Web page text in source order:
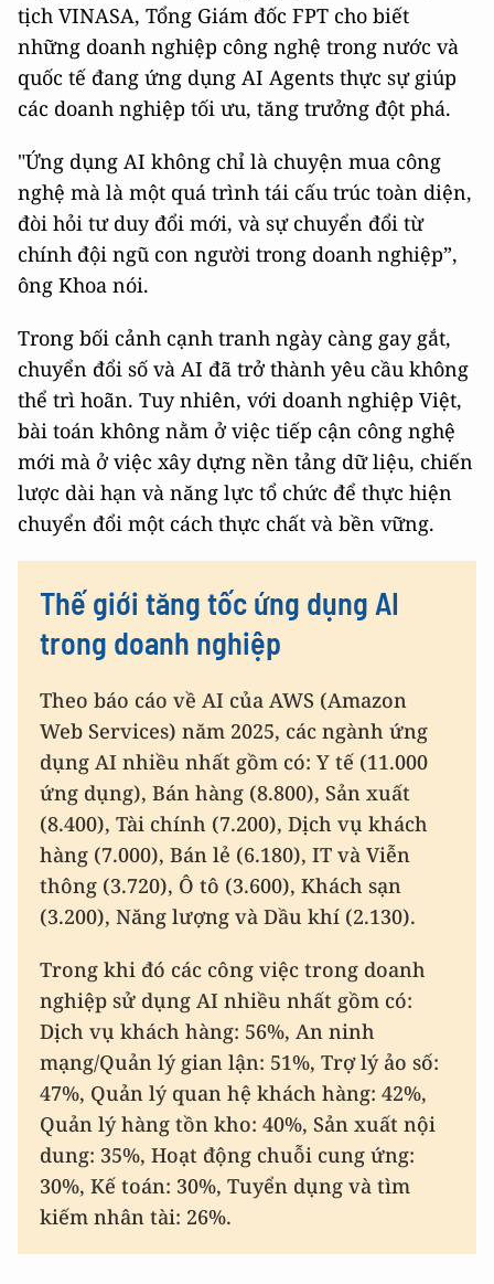
tịch VINASA, Tổng Giám đốc FPT cho biết
những doanh nghiệp công nghệ trong nước và
quốc tế đang ứng dụng AI Agents thực sự giúp
các doanh nghiệp tối ưu, tăng trưởng đột phá.
"Ứng dụng AI không chỉ là chuyện mua công
nghệ mà là một quá trình tái cấu trúc toàn diện,
đòi hỏi tư duy đổi mới, và sự chuyển đổi từ
chính đội ngũ con người trong doanh nghiệp”,
ông Khoa nói.
Trong bối cảnh cạnh tranh ngày càng gay gắt,
chuyển đổi số và AI đã trở thành yêu cầu không
thể trì hoãn. Tuy nhiên, với doanh nghiệp Việt,
bài toán không nằm ở việc tiếp cận công nghệ
mới mà ở việc xây dựng nền tảng dữ liệu, chiến
lược dài hạn và năng lực tổ chức để thực hiện
chuyển đổi một cách thực chất và bền vững.
Thế giới tăng tốc ứng dụng AI
trong doanh nghiệp
​Theo báo cáo về AI của AWS (Amazon
Web Services) năm 2025, các ngành ứng
dụng AI nhiều nhất gồm có: Y tế (11.000
ứng dụng), Bán hàng (8.800), Sản xuất
(8.400), Tài chính (7.200), Dịch vụ khách
hàng (7.000), Bán lẻ (6.180), IT và Viễn
thông (3.720), Ô tô (3.600), Khách sạn
(3.200), Năng lượng và Dầu khí (2.130).
Trong khi đó các công việc trong doanh
nghiệp sử dụng AI nhiều nhất gồm có:
Dịch vụ khách hàng: 56%, An ninh
mạng/Quản lý gian lận: 51%, Trợ lý ảo số:
47%, Quản lý quan hệ khách hàng: 42%,
Quản lý hàng tồn kho: 40%, Sản xuất nội
dung: 35%, Hoạt động chuỗi cung ứng:
30%, Kế toán: 30%, Tuyển dụng và tìm
kiếm nhân tài: 26%.